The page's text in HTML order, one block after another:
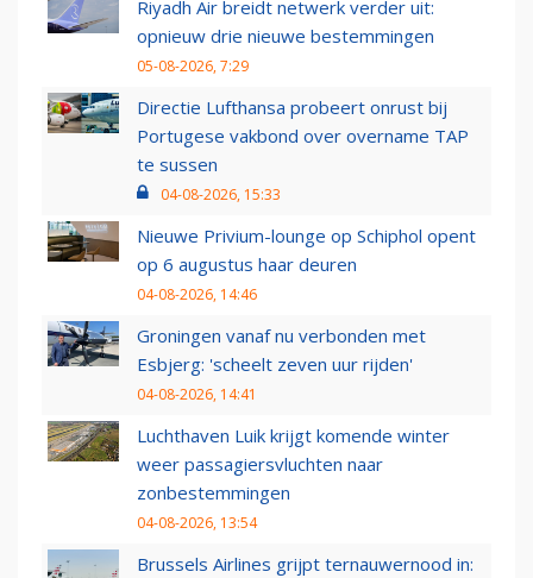
Riyadh Air breidt netwerk verder uit:
opnieuw drie nieuwe bestemmingen
05-08-2026, 7:29
Directie Lufthansa probeert onrust bij
Portugese vakbond over overname TAP
te sussen
04-08-2026, 15:33
Nieuwe Privium-lounge op Schiphol opent
op 6 augustus haar deuren
04-08-2026, 14:46
Groningen vanaf nu verbonden met
Esbjerg: 'scheelt zeven uur rijden'
04-08-2026, 14:41
Luchthaven Luik krijgt komende winter
weer passagiersvluchten naar
zonbestemmingen
04-08-2026, 13:54
Brussels Airlines grijpt ternauwernood in: